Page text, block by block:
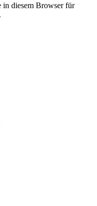
in diesem Browser für